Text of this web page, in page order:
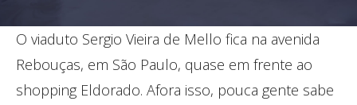
O viaduto Sergio Vieira de Mello fica na avenida
Rebouças, em São Paulo, quase em frente ao
shopping Eldorado. Afora isso, pouca gente sabe